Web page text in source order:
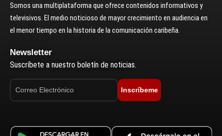
Somos una multiplataforma que ofrece contenidos informativos y
televisivos. El medio noticioso de mayor crecimiento en audiencia en
el menor tiempo en la historia de la comunicación caribeña.
Newsletter
Suscríbete a nuestro boletín de noticias.
Inscríbeme